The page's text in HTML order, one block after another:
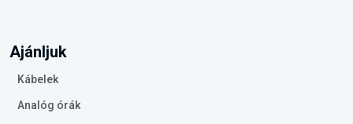
Ajánljuk
Kábelek
Analóg órák